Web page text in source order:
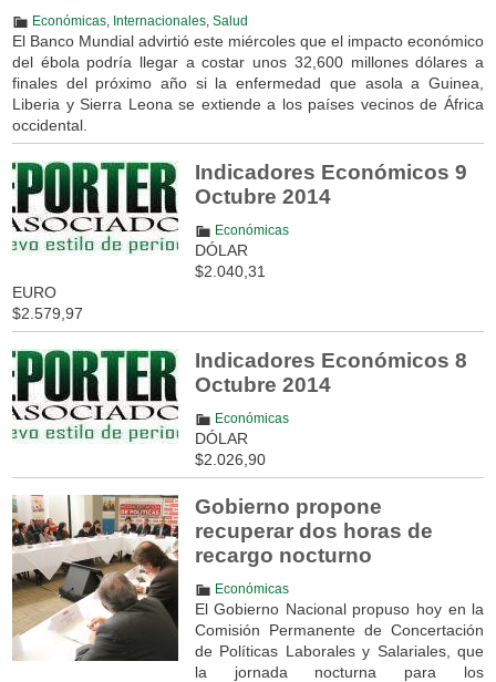
Económicas, Internacionales, Salud
El Banco Mundial advirtió este miércoles que el impacto económico
del ébola podría llegar a costar unos 32,600 millones dólares a
finales del próximo año si la enfermedad que asola a Guinea,
Liberia y Sierra Leona se extiende a los países vecinos de África
occidental.
Indicadores Económicos 9
Octubre 2014
Económicas
DÓLAR
$2.040,31
EURO
$2.579,97
Indicadores Económicos 8
Octubre 2014
Económicas
DÓLAR
$2.026,90
Gobierno propone
recuperar dos horas de
recargo nocturno
Económicas
El Gobierno Nacional propuso hoy en la
Comisión Permanente de Concertación
de Políticas Laborales y Salariales, que
la jornada nocturna para los